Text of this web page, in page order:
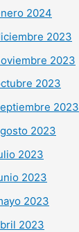
2024
2023
2023
2023
2023
2023
2023
2023
2023
2023